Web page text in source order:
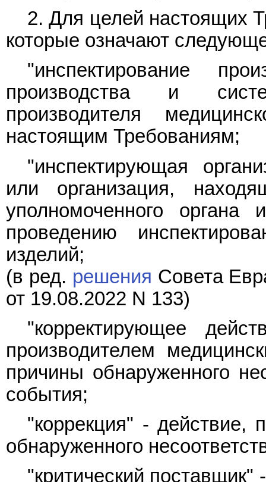
2. Для целей настоящих
которые означают
"инспектирование
производства и
производителя
настоящим Требованиям;
"инспектирующая
или организация,
уполномоченного
проведению
изделий;
(в ред. решения Совета
от 19.08.2022 N 133)
"корректирующее
производителем
причины обнаруженного
события;
"коррекция" - действие,
обнаруженного
"критический поставщик"